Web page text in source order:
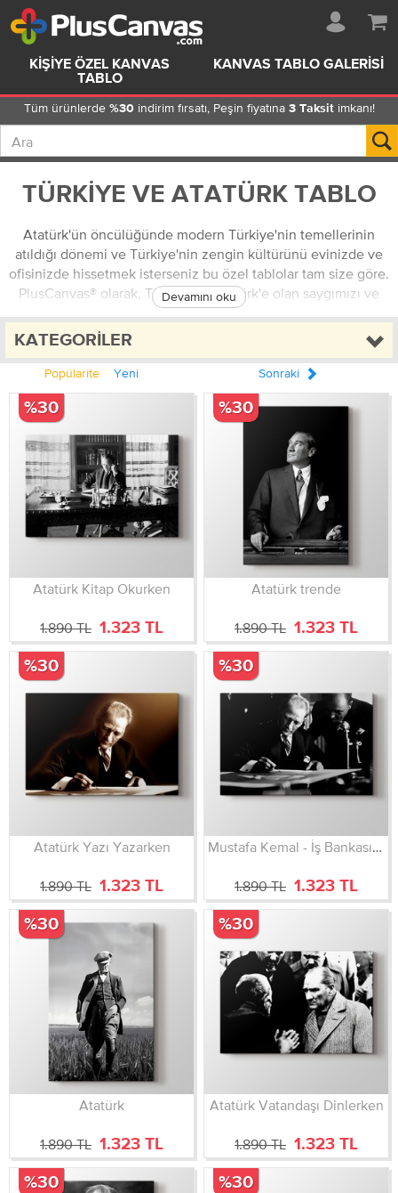
KIŞIYE ÖZEL KANVAS
TABLO
KANVAS TABLO GALERISI
Tüm ürünlerde %30 indirim fırsatı, Peşin fiyatına 3 Taksitimkanı!
TÜRKIYE VE ATATÜRK TABLO
Atatürk'ün öncülüğünde modern Türkiye'nin temellerinin
atıldığı dönemi ve Türkiye'nin zengin kültürünü evinizde ve
ofisinizde hissetmek isterseniz bu özel tablolar tam size göre.
PlusCanvas® olarak, Türkiye ve Atatürk'e olan saygımızı ve
sevgimizi bu koleksiyonla yansıtmak istiyoruz. Siz de tarihi ve
sanatı bir araya getiren bu benzersiz tablolarla çerçeve
Devamını oku
KATEGORILER
Popülarite Yeni Sonraki
Atatürk Kitap Okurken
1.890 TL 1.323 TL
%30
Atatürk trende
1.890 TL 1.323 TL
%30
Atatürk Yazı Yazarken
1.890 TL 1.323 TL
%30
Mustafa Kemal - İş Bankası Ziyareti
1.890 TL 1.323 TL
%30
Atatürk
1.890 TL 1.323 TL
%30
Atatürk Vatandaşı Dinlerken
1.890 TL 1.323 TL
%30
%30 %30